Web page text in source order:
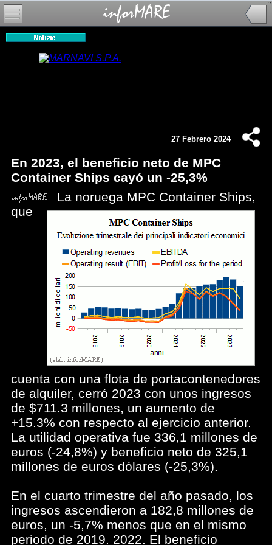
27 Febrero 2024
En 2023, el beneficio neto de MPC
Container Ships cayó un -25,3%
La noruega MPC Container Ships,
que
cuenta con una flota de portacontenedores
de alquiler, cerró 2023 con unos ingresos
de $711.3 millones, un aumento de
+15.3% con respecto al ejercicio anterior.
La utilidad operativa fue 336,1 millones de
euros (-24,8%) y beneficio neto de 325,1
millones de euros dólares (-25,3%).
En el cuarto trimestre del año pasado, los
ingresos ascendieron a 182,8 millones de
euros, un -5,7% menos que en el mismo
periodo de 2019. 2022. El beneficio